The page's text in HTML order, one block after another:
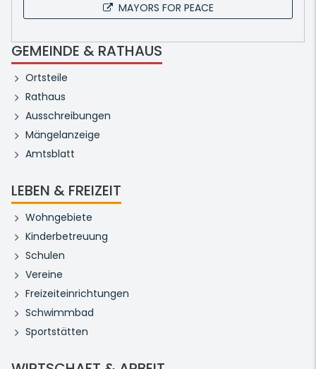
MAYORS FOR PEACE
GEMEINDE & RATHAUS
Ortsteile
Rathaus
Ausschreibungen
Mängelanzeige
Amtsblatt
LEBEN & FREIZEIT
Wohngebiete
Kinderbetreuung
Schulen
Vereine
Freizeiteinrichtungen
Schwimmbad
Sportstätten